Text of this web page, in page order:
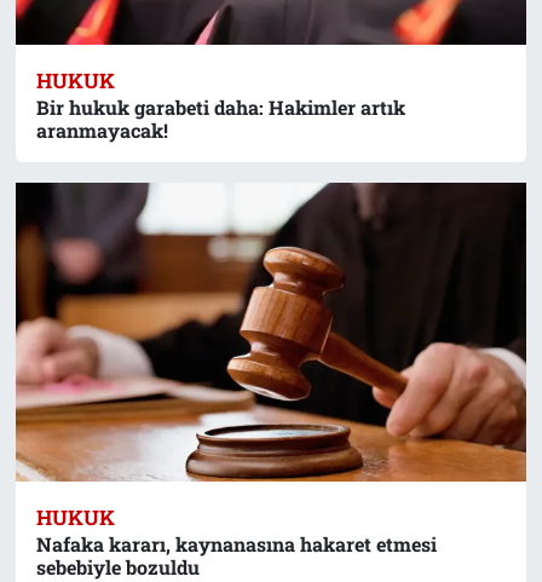
HUKUK
Bir hukuk garabeti daha: Hakimler artık
aranmayacak!
HUKUK
Nafaka kararı, kaynanasına hakaret etmesi
sebebiyle bozuldu